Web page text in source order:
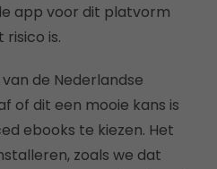
app voor dit platvorm
is.
de Nederlandse
of dit een mooie kans is
ebooks te kiezen. Het
zoals we dat